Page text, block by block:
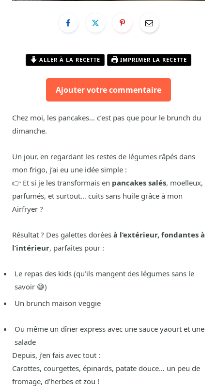
ALLER À LA RECETTE IMPRIMER LA RECETTE
Ajouter votre commentaire
Chez moi, les pancakes… c’est pas que pour le brunch du
dimanche.
Un jour, en regardant les restes de légumes râpés dans
mon frigo, j’ai eu une idée simple :
👉 Et si je les transformais en pancakes salés, moelleux,
parfumés, et surtout… cuits sans huile grâce à mon
Airfryer ?
Résultat ? Des galettes dorées à l’extérieur, fondantes à
l’intérieur, parfaites pour :
Le repas des kids (qu’ils mangent des légumes sans le
savoir 😅)
Un brunch maison veggie
Ou même un dîner express avec une sauce yaourt et une
salade
Depuis, j’en fais avec tout :
Carottes, courgettes, épinards, patate douce… un peu de
fromage, d’herbes et zou !